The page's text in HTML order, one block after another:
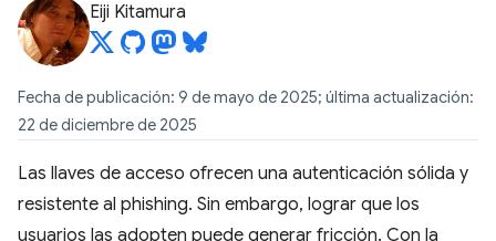
Eiji Kitamura
Fecha de publicación: 9 de mayo de 2025; última actualización:
22 de diciembre de 2025
Las llaves de acceso ofrecen una autenticación sólida y
resistente al phishing. Sin embargo, lograr que los
usuarios las adopten puede generar fricción. Con la